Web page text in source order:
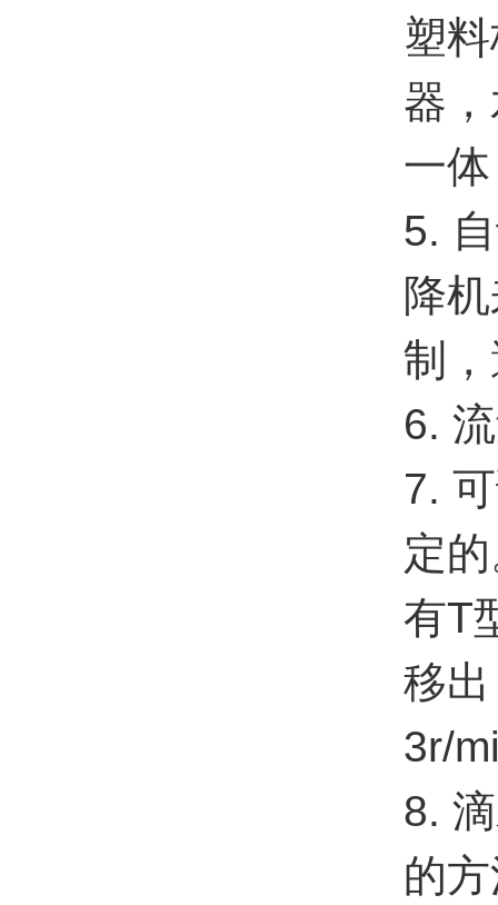
塑
器
一
5.
降
制
6.
7.
定
有T
移
3r/
8.
的